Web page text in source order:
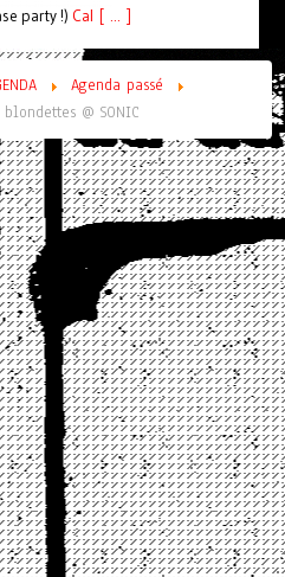
party !) Cal [ ... ]
Agenda passé
@ SONIC